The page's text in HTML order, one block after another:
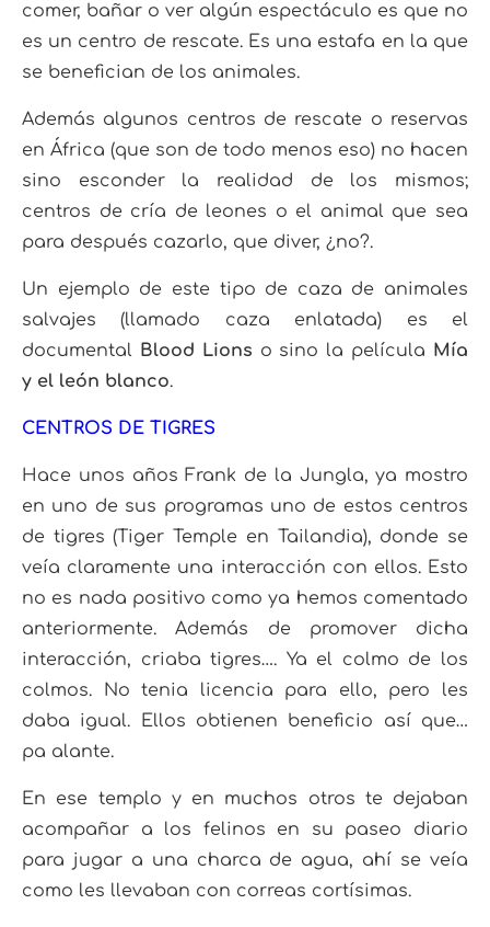
comer, bañar o ver algún espectáculo es que no
es un centro de rescate. Es una estafa en la que
se benefician de los animales.
Además algunos centros de rescate o reservas
en África (que son de todo menos eso) no hacen
sino esconder la realidad de los mismos;
centros de cría de leones o el animal que sea
para después cazarlo, que diver, ¿no?.
Un ejemplo de este tipo de caza de animales
salvajes (llamado caza enlatada) es el
documental Blood Lions o sino la película Mía
y el león blanco.
CENTROS DE TIGRES
Hace unos años Frank de la Jungla, ya mostro
en uno de sus programas uno de estos centros
de tigres (Tiger Temple en Tailandia), donde se
veía claramente una interacción con ellos. Esto
no es nada positivo como ya hemos comentado
anteriormente. Además de promover dicha
interacción, criaba tigres…. Ya el colmo de los
colmos. No tenia licencia para ello, pero les
daba igual. Ellos obtienen beneficio así que…
pa alante.
En ese templo y en muchos otros te dejaban
acompañar a los felinos en su paseo diario
para jugar a una charca de agua, ahí se veía
como les llevaban con correas cortísimas.